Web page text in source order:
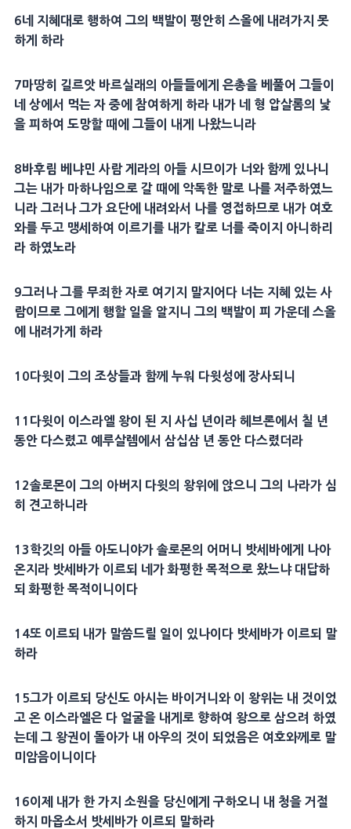
6네 지혜 대로 행하여 그의 백발이 평안히 스올에 내려가지 못
하게 하라
7마땅히 길르앗 바르실래의 아들들에게 은총을 베풀어 그들이
네 상에서 먹는 자 중에 참여하게 하라 내가 네 형 압살롬의 낯
을 피하여 도망할 때에 그들이 내게 나왔느니라
8바후림 베냐민 사람 게라의 아들 시므이 가 너와 함께 있나니
그는 내가 마하나임으로 갈 때에 악독한 말로 나를 저주하였느
니라 그러나 그가 요단에 내려와서 나를 영접하므로 내가 여호
와를 두고 맹세 하여 이르기를 내가 칼로 너를 죽이지 아니하리
라 하였노라
9그러나 그를 무죄한 자로 여기지 말지어다 너는 지혜
있는 사
람이므로 그에게 행할 일을 알지니 그의 백발이 피 가운데 스올
에 내려가게 하라
10다윗이 그의 조상들과 함께 누워 다윗성에 장사되니
11 다윗이 이스라엘 왕이 된 지 사십 년이라 헤브론에서 칠 년
동안 다스렸고 예루살렘에서 삼십삼 년 동안 다스렸더라
12솔로몬이 그의 아버지 다윗의 왕위에 앉으니 그의 나라가 심
히 견고하니라
13학깃의 아들 아도니야가 솔로몬의 어머니 밧세바에게 나아
온지라 밧세바가 이르되 네가 화평한 목적으로 왔느냐 대답하
되 화평한 목적이니이다
14또 이르되 내가 말씀드릴 일이 있나이다 밧세바가 이르되 말
하라
15그가 이르되 당신도 아시는 바이거니와 이 왕위는 내 것이었
고 온 이스라엘은 다 얼굴을 내게로 향하여 왕으로 삼으려 하였
는데 그 왕권이 돌아가 내 아우의 것이 되었음은 여호와께로 말
미암음이니이다
16이제 내가 한 가지 소원을 당신에게 구하오니 내 청을 거절
하지 마옵소서 밧세바가 이르되 말하라